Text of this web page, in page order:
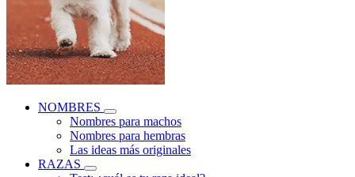
NOMBRES
Nombres para machos
Nombres para hembras
Las ideas más originales
RAZAS